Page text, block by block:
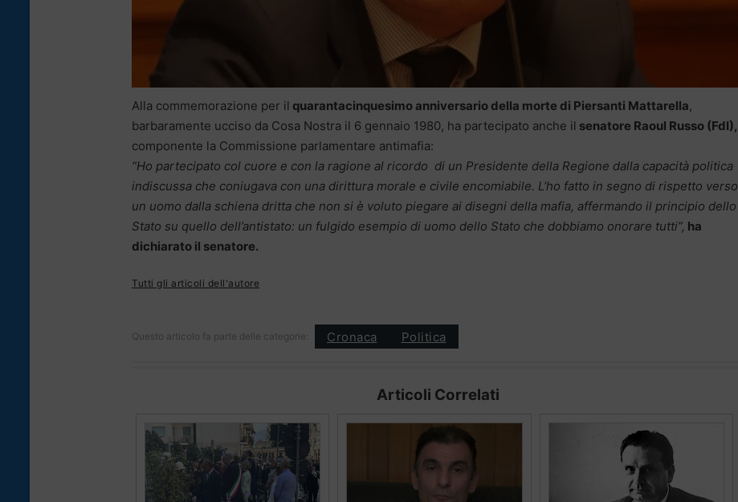
Alla commemorazione per il quarantacinquesimo anniversario della morte di Piersanti Mattarella,
barbaramente ucciso da Cosa Nostra il 6 gennaio 1980, ha partecipato anche il senatore Raoul Russo (FdI),
componente la Commissione parlamentare antimafia:
“Ho partecipato col cuore e con la ragione al ricordo di un Presidente della Regione dalla capacità politica
indiscussa che coniugava con una dirittura morale e civile encomiabile. L’ho fatto in segno di rispetto verso
un uomo dalla schiena dritta che non si è voluto piegare ai disegni della mafia, affermando il principio dello
Stato su quello dell’antistato: un fulgido esempio di uomo dello Stato che dobbiamo onorare tutti”, ha
dichiarato il senatore.
Tutti gli articoli dell'autore
Questo articolo fa parte delle categorie: Cronaca Politica
Articoli Correlati